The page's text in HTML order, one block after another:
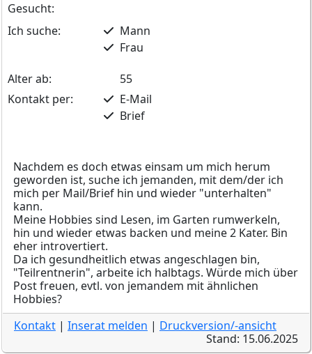
Gesucht:
Ich suche:
Mann
Frau
Alter ab:
55
Kontakt per:
E-Mail
Brief
Nachdem es doch etwas einsam um mich herum
geworden ist, suche ich jemanden, mit dem/der ich
mich per Mail/Brief hin und wieder "unterhalten"
kann.
Meine Hobbies sind Lesen, im Garten rumwerkeln,
hin und wieder etwas backen und meine 2 Kater. Bin
eher introvertiert.
Da ich gesundheitlich etwas angeschlagen bin,
"Teilrentnerin", arbeite ich halbtags. Würde mich über
Post freuen, evtl. von jemandem mit ähnlichen
Hobbies?
Kontakt | Inserat melden | Druckversion/-ansicht
Stand: 15.06.2025